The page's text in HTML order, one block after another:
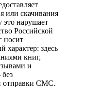
или скачивания
это нарушает
Российской
носит
здесь
книг,
и
отправки СМС.